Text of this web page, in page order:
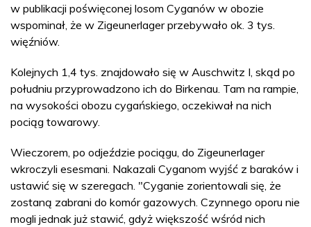
w publikacji poświęconej losom Cyganów w obozie
wspominał, że w Zigeunerlager przebywało ok. 3 tys.
więźniów.
Kolejnych 1,4 tys. znajdowało się w Auschwitz I, skąd po
południu przyprowadzono ich do Birkenau. Tam na rampie,
na wysokości obozu cygańskiego, oczekiwał na nich
pociąg towarowy.
Wieczorem, po odjeździe pociągu, do Zigeunerlager
wkroczyli esesmani. Nakazali Cyganom wyjść z baraków i
ustawić się w szeregach. "Cyganie zorientowali się, że
zostaną zabrani do komór gazowych. Czynnego oporu nie
mogli jednak już stawić, gdyż większość wśród nich